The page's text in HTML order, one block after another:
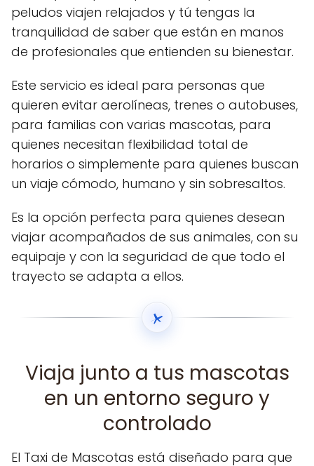
peludos viajen relajados y tú tengas la
tranquilidad de saber que están en manos
de profesionales que entienden su bienestar.
Este servicio es ideal para personas que
quieren evitar aerolíneas, trenes o autobuses,
para familias con varias mascotas, para
quienes necesitan flexibilidad total de
horarios o simplemente para quienes buscan
un viaje cómodo, humano y sin sobresaltos.
Es la opción perfecta para quienes desean
viajar acompañados de sus animales, con su
equipaje y con la seguridad de que todo el
trayecto se adapta a ellos.
Viaja junto a tus mascotas
en un entorno seguro y
controlado
El Taxi de Mascotas está diseñado para que